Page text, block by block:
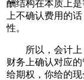
酬结构在本质上
上不确认费用的
性。
所以，会计上
财务上确认对应
给期权，你给的